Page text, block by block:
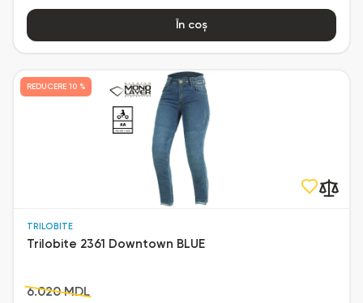
În coș
TRILOBITE
Trilobite 2361 Downtown BLUE
6.020 MDL
REDUCERE 10 %